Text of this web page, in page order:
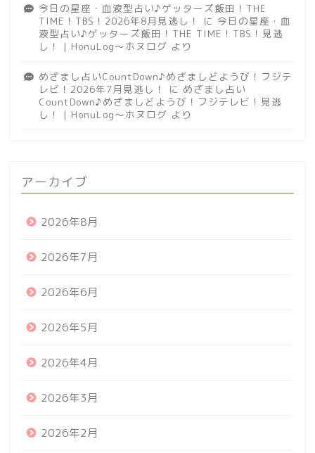
今日の星座・血液型占い♪ゲッターズ飯田！THE
TIME！TBS！2026年8月見逃し！
に 今日の星座・血
液型占い♪ゲッターズ飯田！THE TIME！TBS！見逃
し！ | HonuLog～ホヌログ より
めざまし占いCountDown♪めざましどようび！フジテ
レビ！2026年7月見逃し！
に めざまし占い
CountDown♪めざましどようび！フジテレビ！見逃
し！ | HonuLog～ホヌログ より
アーカイブ
2026年8月
2026年7月
2026年6月
2026年5月
2026年4月
2026年3月
2026年2月